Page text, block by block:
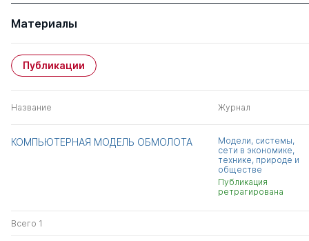
Материалы
Публикации
Название Журнал
КОМПЬЮТЕРНАЯ МОДЕЛЬ ОБМОЛОТА
Модели, системы,
сети в экономике,
технике, природе и
обществе
Публикация
ретрагирована
Всего 1